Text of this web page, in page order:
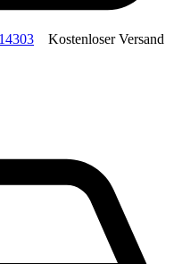
Kostenloser Versand